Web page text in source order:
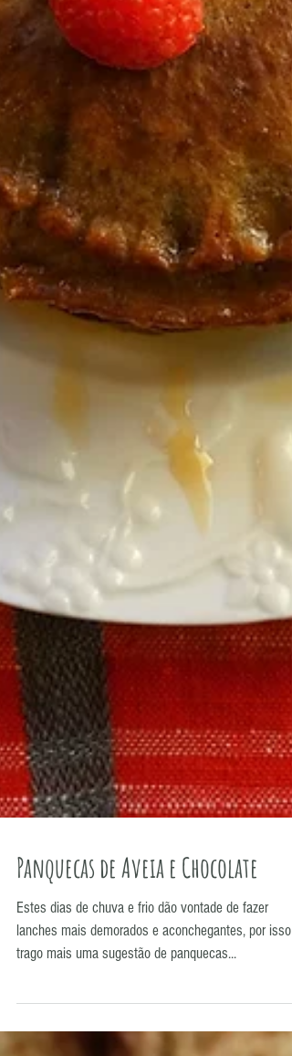
Panquecas de Aveia e Chocolate
Estes dias de chuva e frio dão vontade de fazer
trago mais uma sugestão de panquecas...